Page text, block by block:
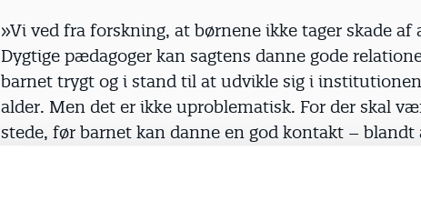
»Vi ved fra forskning, at børnene ikke tager skade af
Dygtige pædagoger kan sagtens danne gode
barnet trygt og i stand til at udvikle sig i
alder. Men det er ikke uproblematisk. For der skal
stede, før barnet kan danne en god kontakt – blandt